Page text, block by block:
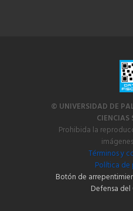
© UNIVERSIDAD DE
CIENCIAS
Prohibida la
Términos y
Política
Botón de
Defensa